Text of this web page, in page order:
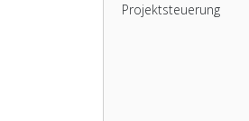
Projektsteuerung